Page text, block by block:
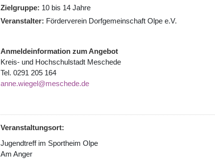
Zielgruppe
10 bis 14 Jahre
Veranstalter
Förderverein Dorfgemeinschaft Olpe e.V.
Anmeldeinformation zum Angebot
Kreis- und Hochschulstadt Meschede
Tel. 0291 205 164
anne.wiegel@meschede.de
Veranstaltungsort:
Jugendtreff im Sportheim Olpe
Am Anger